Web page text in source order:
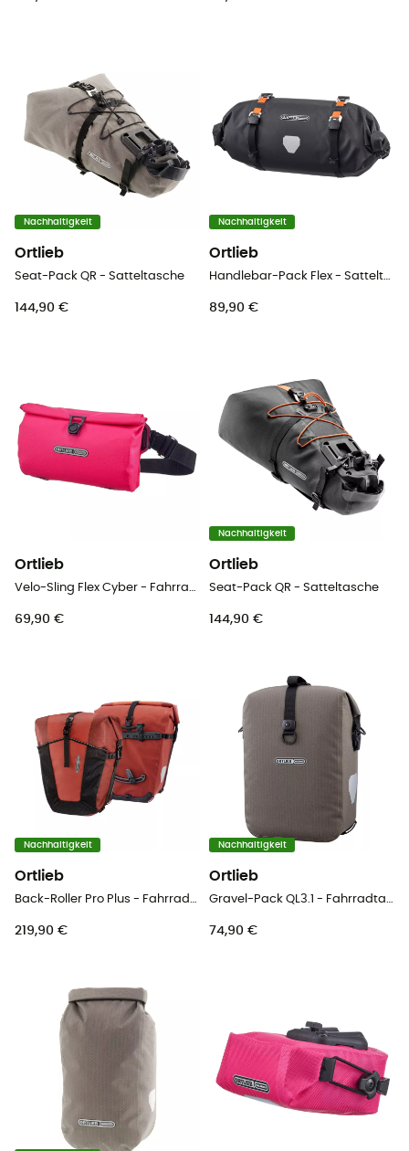
Nachhaltigkeit
Ortlieb
Seat-Pack QR - Satteltasche
144,90 €
Nachhaltigkeit
Ortlieb
89,90 €
Ortlieb
69,90 €
Nachhaltigkeit
Ortlieb
Seat-Pack QR - Satteltasche
144,90 €
Nachhaltigkeit
Ortlieb
219,90 €
Nachhaltigkeit
Ortlieb
74,90 €